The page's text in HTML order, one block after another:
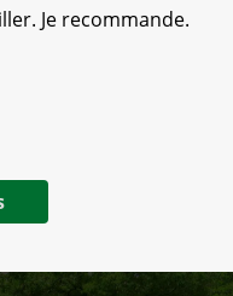
Je recommande.